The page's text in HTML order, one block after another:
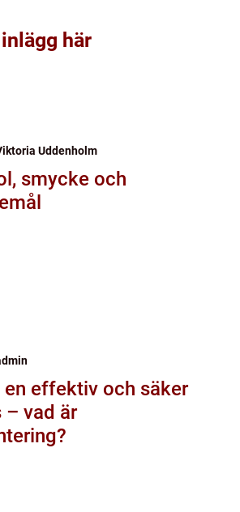
här
Uddenholm
effektiv och säker
– vad är